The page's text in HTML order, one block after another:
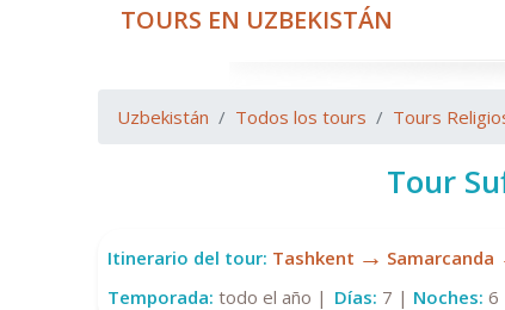
TOURS EN UZBEKISTÁN
Uzbekistán Todos los tours Tours
Tour
Itinerario del tour: Tashkent → Samarcanda
Temporada: todo el año | Días: 7 | Noches: 6